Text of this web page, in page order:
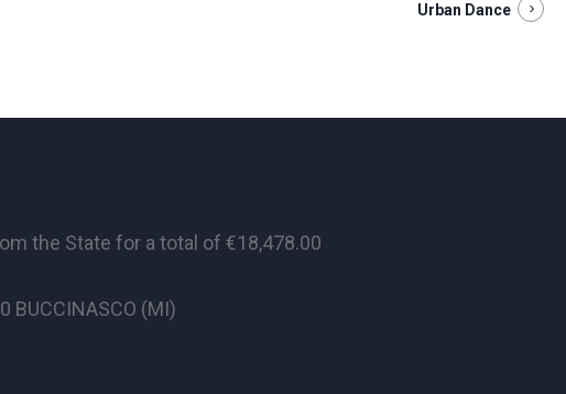
Urban Dance
the State for a total of €18,478.00
BUCCINASCO (MI)